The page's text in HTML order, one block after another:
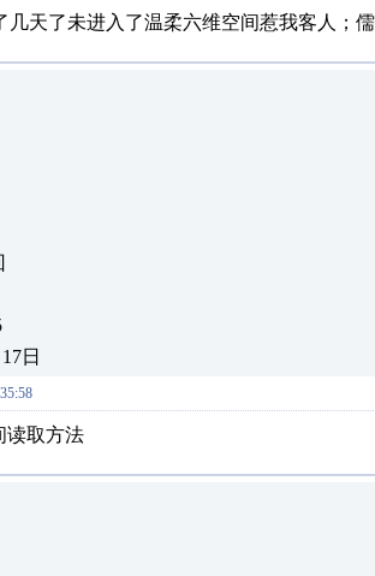
几天了未进入了温柔六维空间惹我客人；儒
日
读取方法